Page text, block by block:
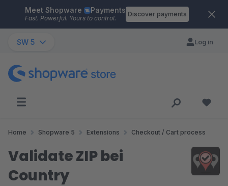
Skip to main content
Meet Shopware Payments
Fast. Powerful. Yours to control.
Discover payments
SW 5 Log in
Home Shopware 5 Extensions Checkout / Cart process
Validate ZIP bei
Country